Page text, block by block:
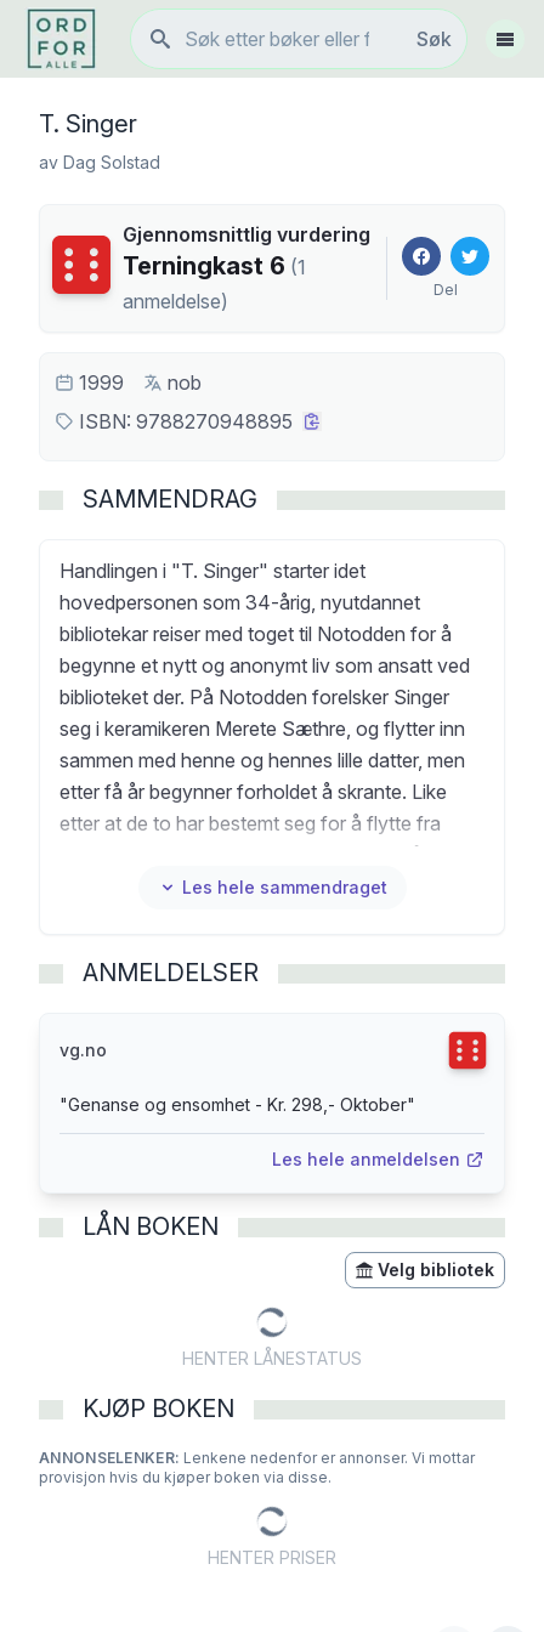
Søk
Søk
Vis
T. Singer
av Dag Solstad
Terningkast
Gjennomsnittlig vurdering
Terningkast 6 (1
anmeldelse) Del
1999
nob
ISBN: 9788270948895
SAMMENDRAG
Handlingen i "T. Singer" starter idet
hovedpersonen som 34-årig, nyutdannet
bibliotekar reiser med toget til Notodden for å
begynne et nytt og anonymt liv som ansatt ved
biblioteket der. På Notodden forelsker Singer
seg i keramikeren Merete Sæthre, og flytter inn
sammen med henne og hennes lille datter, men
etter få år begynner forholdet å skrante. Like
etter at de to har bestemt seg for å flytte fra
avgjørende betydning for Singers videre liv.
imidlertid preget av et dikterisk overskudd som
fortelleren her til å gjøre boken mer eksplisitt
For "T. Singer" mottok Dag Solstad
Kritikerprisen for tredje gang.
Les hele sammendraget
ANMELDELSER
vg.no
"Genanse og ensomhet - Kr. 298,- Oktober"
Les hele anmeldelsen
LÅN BOKEN
Velg bibliotek
HENTER LÅNESTATUS
KJØP BOKEN
ANNONSELENKER: Lenkene nedenfor er annonser. Vi mottar
provisjon hvis du kjøper boken via disse.
HENTER PRISER